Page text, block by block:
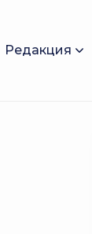
Редакция